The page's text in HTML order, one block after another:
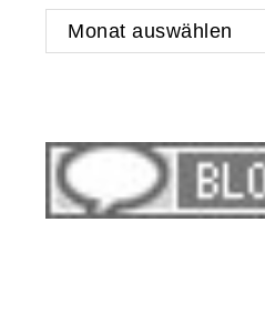
Blog-
Archiv